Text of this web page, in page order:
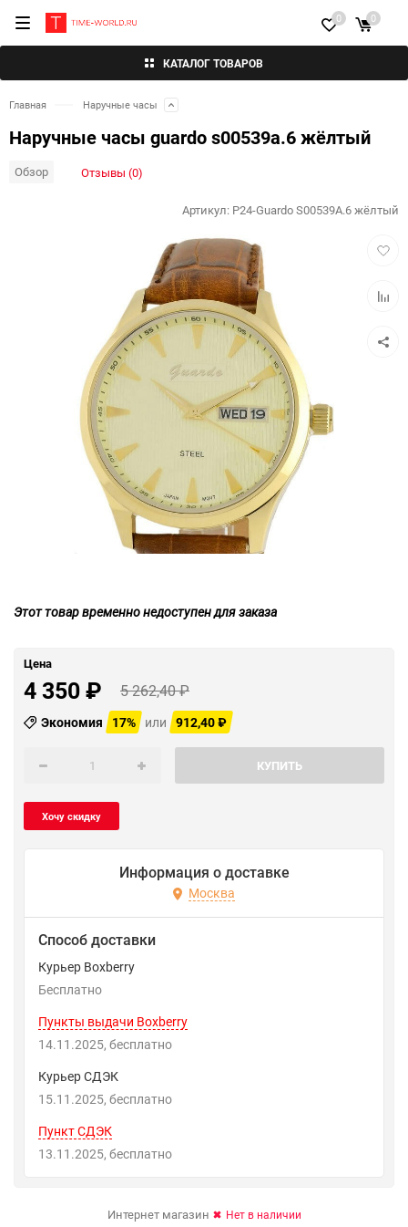
КАТАЛОГ ТОВАРОВ
0 0
Главная Наручные часы
Наручные часы guardo s00539a.6 жёлтый
Обзор Отзывы (0)
Артикул: P24-Guardo S00539A.6 жёлтый
Этот товар временно недоступен для заказа
Цена
4 350₽ 5 262,40₽
Экономия 17% или 912,40₽
КУПИТЬ
Информация о доставке
Москва
Способ доставки
Курьер Boxberry
Бесплатно
Пункты выдачи Boxberry
14.11.2025
Бесплатно
Курьер СДЭК
15.11.2025
Бесплатно
Пункт СДЭК
13.11.2025
Бесплатно
Интернет магазин Нет в наличии